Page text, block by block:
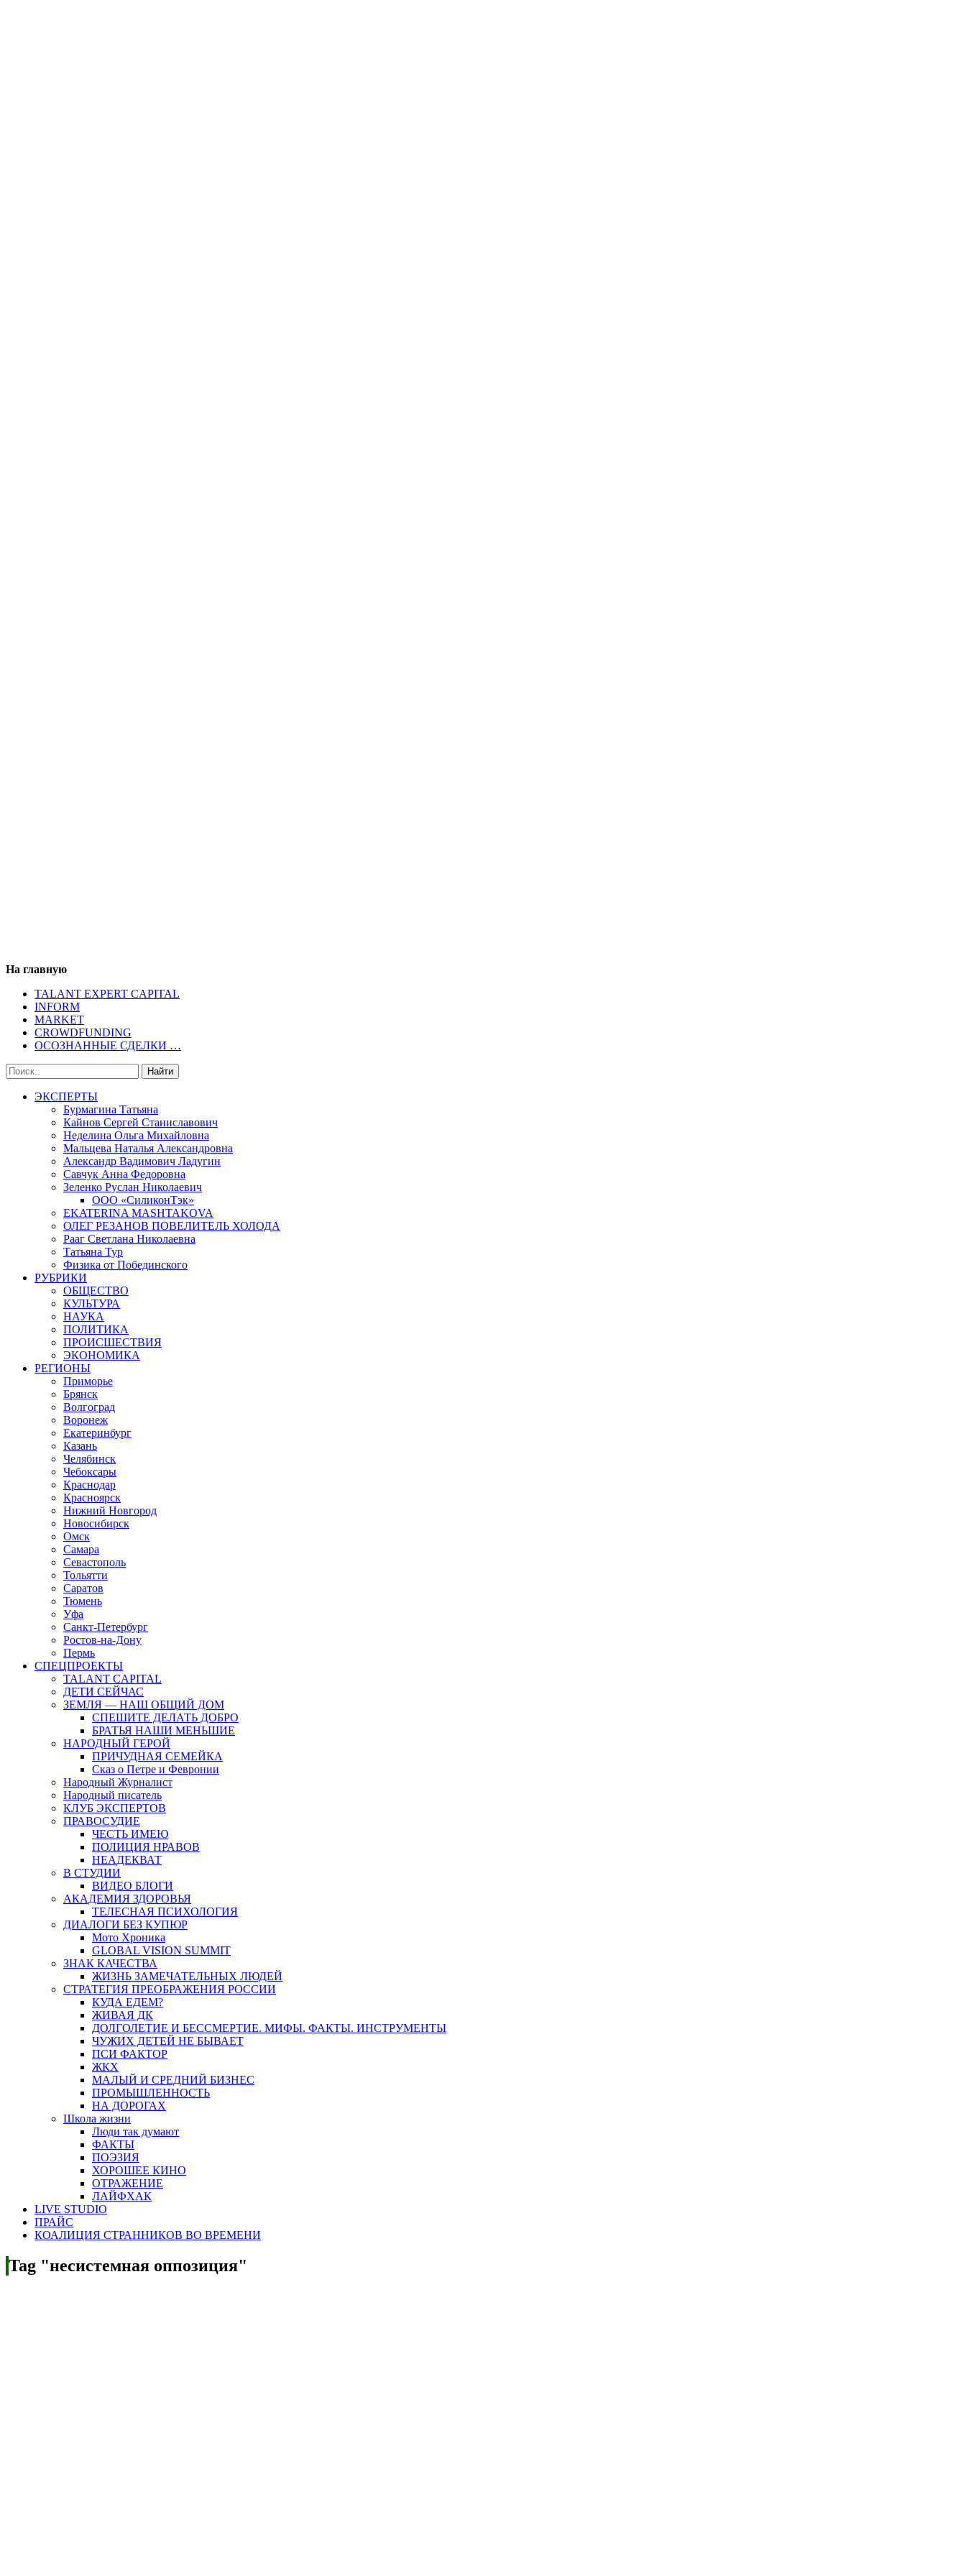
На главную
TALANT EXPERT CAPITAL
INFORM
MARKET
CROWDFUNDING
ОСОЗНАННЫЕ СДЕЛКИ …
ЭКСПЕРТЫ
Бурмагина Татьяна
Кайнов Сергей Станиславович
Неделина Ольга Михайловна
Мальцева Наталья Александровна
Александр Вадимович Ладугин
Савчук Анна Федоровна
Зеленко Руслан Николаевич
ООО «СиликонТэк»
EKATERINA MASHTAKOVA
ОЛЕГ РЕЗАНОВ ПОВЕЛИТЕЛЬ ХОЛОДА
Рааг Светлана Николаевна
Татьяна Тур
Физика от Побединского
РУБРИКИ
ОБЩЕСТВО
КУЛЬТУРА
НАУКА
ПОЛИТИКА
ПРОИСШЕСТВИЯ
ЭКОНОМИКА
РЕГИОНЫ
Приморье
Брянск
Волгоград
Воронеж
Екатеринбург
Казань
Челябинск
Чебоксары
Краснодар
Красноярск
Нижний Новгород
Новосибирск
Омск
Самара
Севастополь
Тольятти
Саратов
Тюмень
Уфа
Санкт-Петербург
Ростов-на-Дону
Пермь
СПЕЦПРОЕКТЫ
TALANT CAPITAL
ДЕТИ СЕЙЧАС
ЗЕМЛЯ — НАШ ОБЩИЙ ДОМ
СПЕШИТЕ ДЕЛАТЬ ДОБРО
БРАТЬЯ НАШИ МЕНЬШИЕ
НАРОДНЫЙ ГЕРОЙ
ПРИЧУДНАЯ СЕМЕЙКА
Сказ о Петре и Февронии
Народный Журналист
Народный писатель
КЛУБ ЭКСПЕРТОВ
ПРАВОСУДИЕ
ЧЕСТЬ ИМЕЮ
ПОЛИЦИЯ НРАВОВ
НЕАДЕКВАТ
В СТУДИИ
ВИДЕО БЛОГИ
АКАДЕМИЯ ЗДОРОВЬЯ
ТЕЛЕСНАЯ ПСИХОЛОГИЯ
ДИАЛОГИ БЕЗ КУПЮР
Мото Хроника
GLOBAL VISION SUMMIT
ЗНАК КАЧЕСТВА
ЖИЗНЬ ЗАМЕЧАТЕЛЬНЫХ ЛЮДЕЙ
СТРАТЕГИЯ ПРЕОБРАЖЕНИЯ РОССИИ
КУДА ЕДЕМ?
ЖИВАЯ ДК
ДОЛГОЛЕТИЕ И БЕССМЕРТИЕ. МИФЫ. ФАКТЫ. ИНСТРУМЕНТЫ
ЧУЖИХ ДЕТЕЙ НЕ БЫВАЕТ
ПСИ ФАКТОР
ЖКХ
МАЛЫЙ И СРЕДНИЙ БИЗНЕС
ПРОМЫШЛЕННОСТЬ
НА ДОРОГАХ
Школа жизни
Люди так думают
ФАКТЫ
ПОЭЗИЯ
ХОРОШЕЕ КИНО
ОТРАЖЕНИЕ
ЛАЙФХАК
LIVE STUDIO
ПРАЙС
КОАЛИЦИЯ СТРАННИКОВ ВО ВРЕМЕНИ
Tag "несистемная оппозиция"